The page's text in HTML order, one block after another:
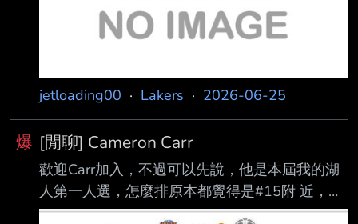
jetloading00 · Lakers · 2026-06-25
爆 [閒聊] Cameron Carr
歡迎Carr加入，不過可以先說，他是本屆我的湖
人第一人選，怎麼排原本都覺得是#15附 近，投
籃跟防守潛力很棒、有著頂級彈跳帶來的Lob